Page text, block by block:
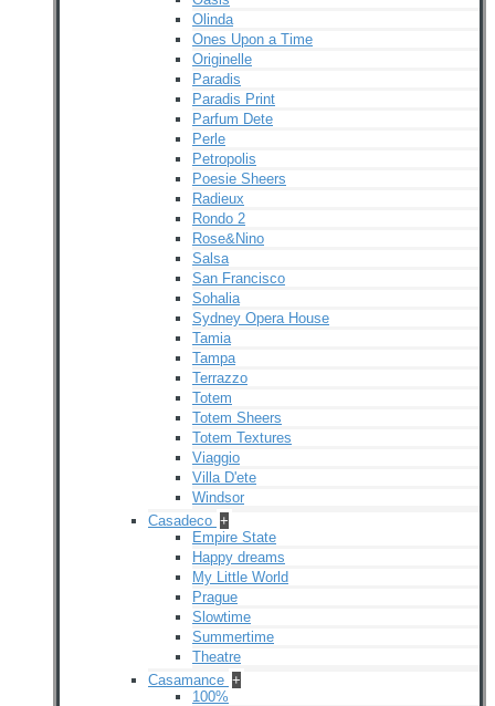
Olinda
Ones Upon a Time
Originelle
Paradis
Paradis Print
Parfum Dete
Perle
Petropolis
Poesie Sheers
Radieux
Rondo 2
Rose&Nino
Salsa
San Francisco
Sohalia
Sydney Opera House
Tamia
Tampa
Terrazzo
Totem
Totem Sheers
Totem Textures
Viaggio
Villa D'ete
Windsor
Casadeco +
Empire State
Happy dreams
My Little World
Prague
Slowtime
Summertime
Theatre
Casamance +
100%